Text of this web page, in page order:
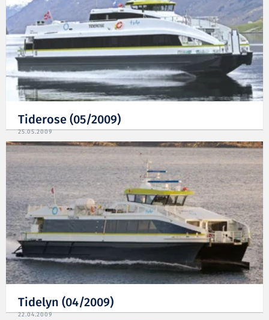
Tiderose (05/2009)
25.05.2009
Tidelyn (04/2009)
22.04.2009